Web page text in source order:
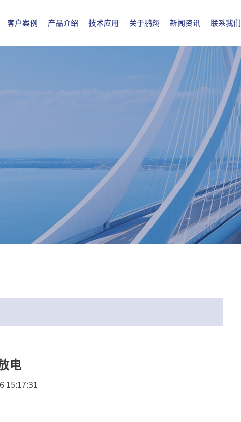
客户案例 产品介绍 技术应用 关于鹏翔 新闻资讯 联系我们
电
15:17:31